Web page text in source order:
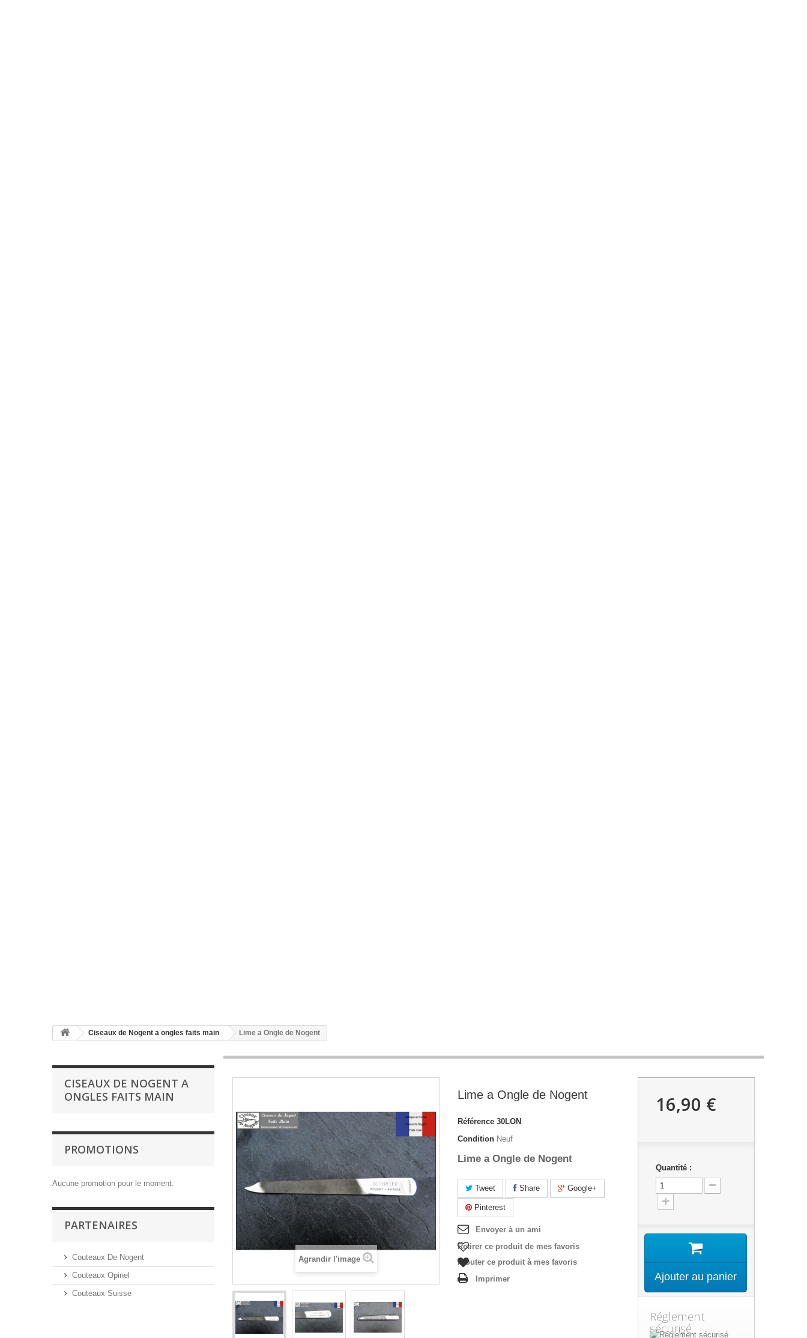
Ciseaux de Nogent a ongles faits main Lime a Ongle de Nogent
CISEAUX DE NOGENT A
ONGLES FAITS MAIN
PROMOTIONS
Aucune promotion pour le moment.
PARTENAIRES
Couteaux De Nogent
Couteaux Opinel
Couteaux Suisse
Agrandir l'image
Lime a Ongle de Nogent
Référence 30LON
Condition Neuf
Lime a Ongle de Nogent
Tweet Share Google+
Pinterest
Envoyer à un ami
Retirer ce produit de mes favoris
Ajouter ce produit à mes favoris
Imprimer
16,90 €
Quantité :
Ajouter au panier
Réglement
sécurisé